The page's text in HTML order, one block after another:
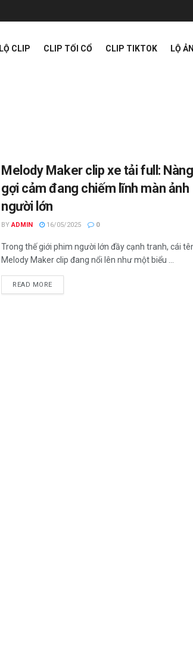
LỘ CLIP CLIP TỐI CỔ CLIP TIKTOK LỘ
Melody Maker clip xe tải full:
gợi cảm đang chiếm lĩnh màn ảnh
người lớn
BY ADMIN 16/05/2025 0
Trong thế giới phim người lớn đầy cạnh tranh, cái
Melody Maker clip đang nổi lên như một biểu ...
READ MORE